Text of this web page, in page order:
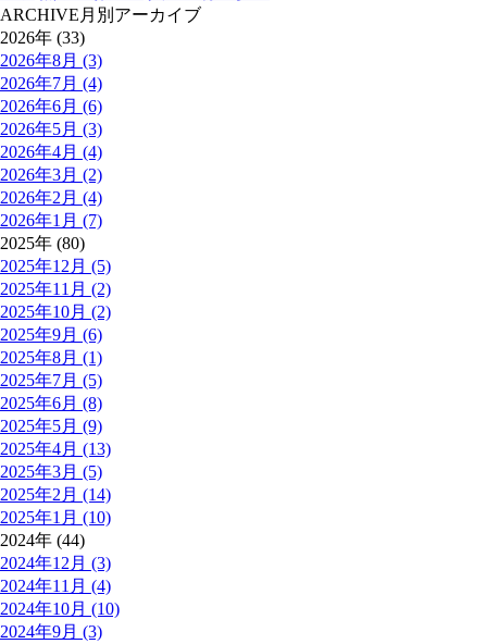
ARCHIVE 月別アーカイブ
2026年 (33)
2026年8月 (3)
2026年7月 (4)
2026年6月 (6)
2026年5月 (3)
2026年4月 (4)
2026年3月 (2)
2026年2月 (4)
2026年1月 (7)
2025年 (80)
2025年12月 (5)
2025年11月 (2)
2025年10月 (2)
2025年9月 (6)
2025年8月 (1)
2025年7月 (5)
2025年6月 (8)
2025年5月 (9)
2025年4月 (13)
2025年3月 (5)
2025年2月 (14)
2025年1月 (10)
2024年 (44)
2024年12月 (3)
2024年11月 (4)
2024年10月 (10)
2024年9月 (3)